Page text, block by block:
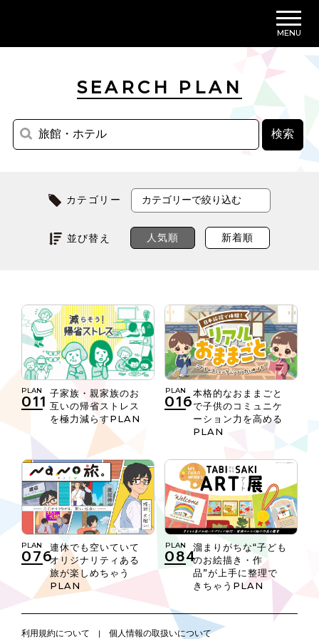
MENU
SEARCH PLAN
カテゴリー
並び替え 人気順 新着順
PLAN
011 子家族・親家族のお
互いの帰省ストレス
を極力減らすPLAN
PLAN
016本格的なおままごと
で子供のコミュニケ
ーション力を高める
PLAN
PLAN
076連休でも空いていて
オリジナリティある
旅が楽しめちゃう
PLAN
PLAN
084溜まりがちな“子ども
のお絵描き・作
品”が上手に整理で
きちゃうPLAN
利用規約について | 個人情報の取扱いについて